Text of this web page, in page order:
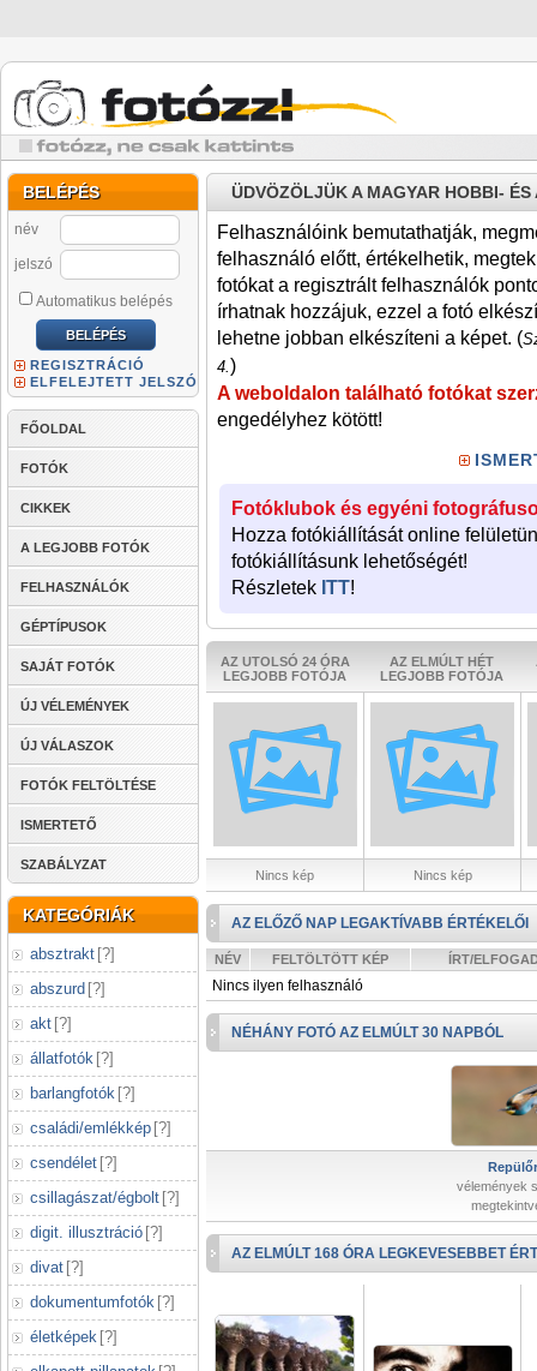
BELÉPÉS
név
jelszó
Automatikus belépés
REGISZTRÁCIÓ
ELFELEJTETT JELSZÓ
FŐOLDAL
FOTÓK
CIKKEK
A LEGJOBB FOTÓK
FELHASZNÁLÓK
GÉPTÍPUSOK
SAJÁT FOTÓK
ÚJ VÉLEMÉNYEK
ÚJ VÁLASZOK
FOTÓK FELTÖLTÉSE
ISMERTETŐ
SZABÁLYZAT
KATEGÓRIÁK
absztrakt [?]
abszurd [?]
akt [?]
állatfotók [?]
barlangfotók [?]
családi/emlékkép [?]
csendélet [?]
csillagászat/égbolt [?]
digit. illusztráció [?]
divat [?]
dokumentumfotók [?]
életképek [?]
ÜDVÖZÖLJÜK A MAGYAR HOBBI-
Felhasználóink bemutathatják,
felhasználó előtt, értékelhetik,
fotókat a regisztrált felhasználók
írhatnak hozzájuk, ezzel a fotó
lehetne jobban elkészíteni a képet. (
4.)
A weboldalon található fotókat
engedélyhez kötött!
Fotóklubok és egyéni
Hozza fotókiállítását online
fotókiállításunk lehetőségét!
Részletek ITT!
AZ UTOLSÓ 24 ÓRA
LEGJOBB FOTÓJA
AZ ELMÚLT HÉT
LEGJOBB FOTÓJA
Nincs kép Nincs kép
AZ ELŐZŐ NAP LEGAKTÍVABB ÉRTÉKELŐI
NÉV FELTÖLTÖTT KÉP ÍRT/
Nincs ilyen felhasználó
NÉHÁNY FOTÓ AZ ELMÚLT 30 NAPBÓL
vélemények
AZ ELMÚLT 168 ÓRA LEGKEVESEBBET